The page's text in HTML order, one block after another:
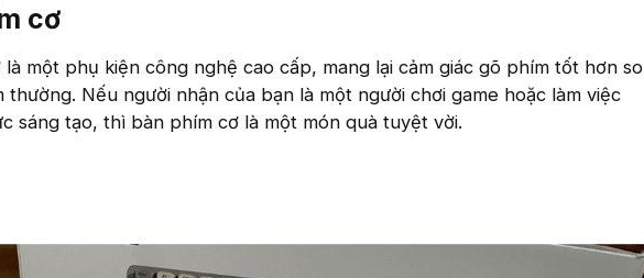
cơ
là một phụ kiện công nghệ cao cấp, mang lại cảm giác gõ phím tốt hơn so
thường. Nếu người nhận của bạn là một người chơi game hoặc làm việc
sáng tạo, thì bàn phím cơ là một món quà tuyệt vời.